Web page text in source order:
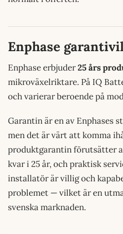
Enphase
Enphase erbjuder25 års
mikroväxelriktare. På IQ
och varierar beroende på
Garantin är en av Enphases
men det är värt att komma
produktgarantin förutsätter
kvar i 25 år, och praktisk
installatör är villig och
problemet — vilket är en
svenska marknaden.